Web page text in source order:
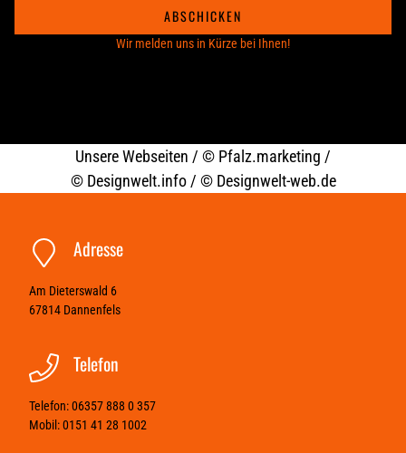
STEFAN ELLBRÜCK FOTOGRAFIE
FLASCHENFOTOS
ABSCHICKEN
Wir melden uns in Kürze bei Ihnen!
Unsere Webseiten / © Pfalz.marketing /
© Designwelt.info/ © Designwelt-web.de
Adresse
Am Dieterswald 6
67814 Dannenfels
Telefon
Telefon:06357 888 0 357
Mobil:0151 41 28 1002